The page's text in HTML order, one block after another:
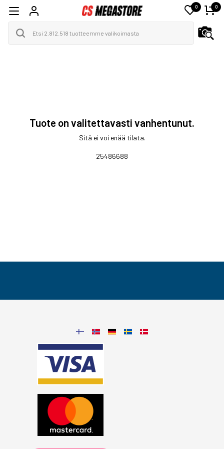
0 0
Tuote on valitettavasti vanhentunut.
Sitä ei voi enää tilata.
25486688